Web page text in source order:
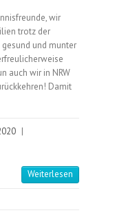
wir
trotz der
und munter
auch wir in NRW
Damit
|
Weiterlesen